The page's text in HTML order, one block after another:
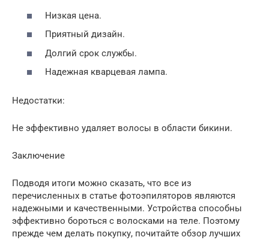
Низкая цена.
Приятный дизайн.
Долгий срок службы.
Надежная кварцевая лампа.
Недостатки:
Не эффективно удаляет волосы в области бикини.
Заключение
Подводя итоги можно сказать, что все из
перечисленных в статье фотоэпиляторов являются
надежными и качественными. Устройства способны
эффективно бороться с волосками на теле. Поэтому
прежде чем делать покупку, почитайте обзор лучших